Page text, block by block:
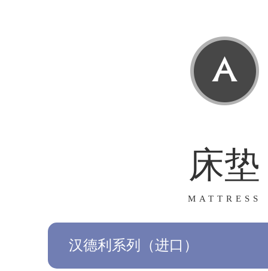
床垫
MATTRESS
汉德利系列（进口）